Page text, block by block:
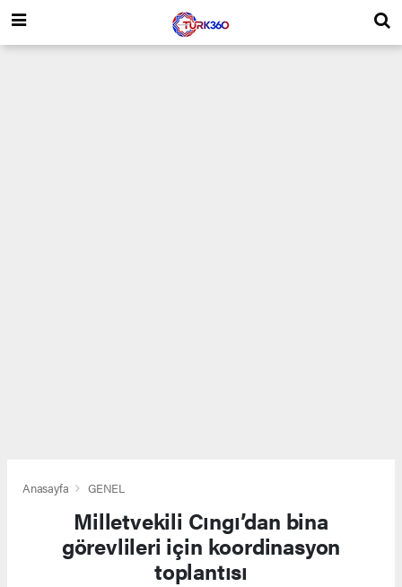
Anasayfa GENEL
Milletvekili Cıngı’dan bina
görevlileri için koordinasyon
toplantısı